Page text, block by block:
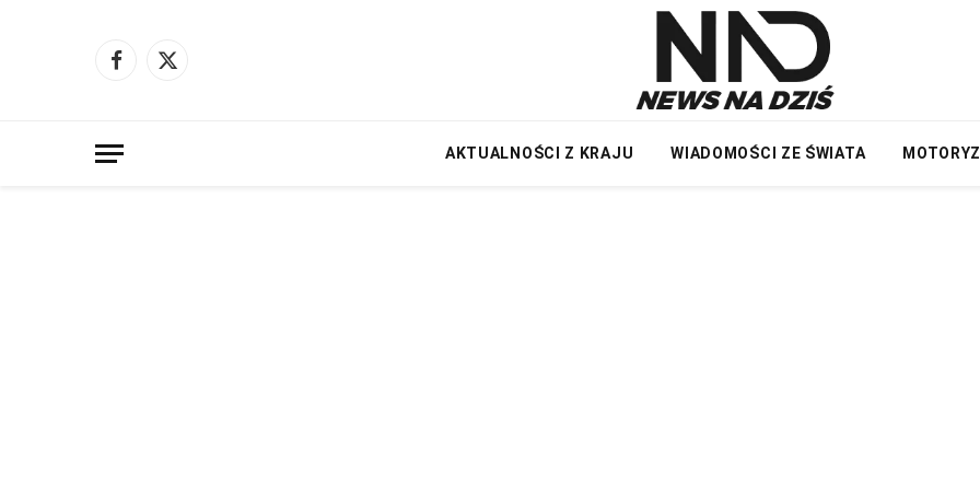
Facebook
X
AKTUALNOŚCI Z KRAJU WIADOMOŚCI ZE ŚWIATA